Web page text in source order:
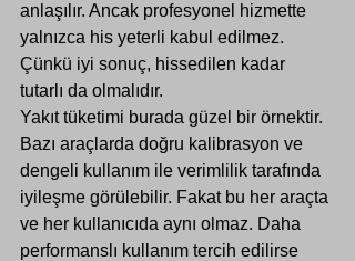
anlaşılır. Ancak profesyonel hizmette
yalnızca his yeterli kabul edilmez.
Çünkü iyi sonuç, hissedilen kadar
tutarlı da olmalıdır.
Yakıt tüketimi burada güzel bir örnektir.
Bazı araçlarda doğru kalibrasyon ve
dengeli kullanım ile verimlilik tarafında
iyileşme görülebilir. Fakat bu her araçta
ve her kullanıcıda aynı olmaz. Daha
performanslı kullanım tercih edilirse